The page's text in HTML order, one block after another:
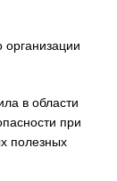
организации
в области
при
полезных